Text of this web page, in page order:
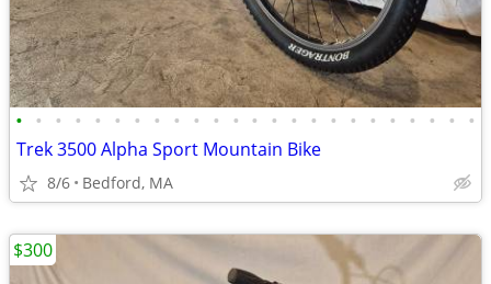
• • • • • • • • • • • • • • • • • • • • • • • •
Trek 3500 Alpha Sport Mountain Bike
8/6 Bedford, MA
$300